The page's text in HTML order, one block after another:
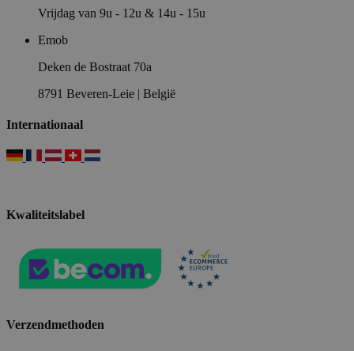
Vrijdag van 9u - 12u & 14u - 15u
Emob
Deken de Bostraat 70a
8791 Beveren-Leie | België
Internationaal
Kwaliteitslabel
Verzendmethoden